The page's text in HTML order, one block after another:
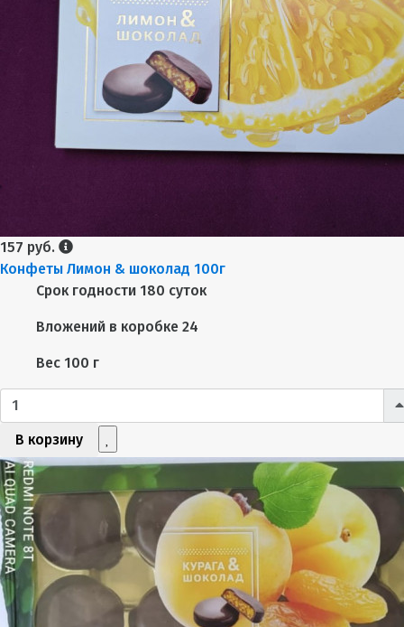
157 руб.
Конфеты Лимон & шоколад 100г
Срок годности 180 суток
Вложений в коробке 24
Вес 100 г
В корзину